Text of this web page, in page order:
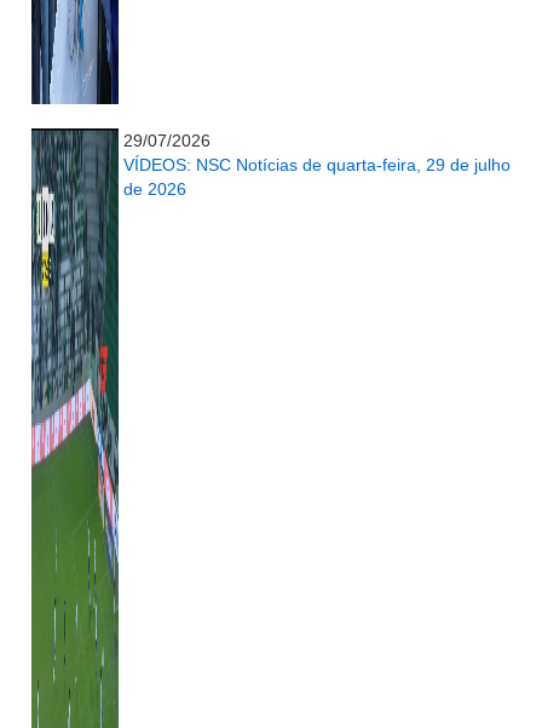
29/07/2026
VÍDEOS: NSC Notícias de quarta-feira, 29 de julho
de 2026